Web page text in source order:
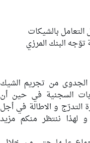
التعامل بالشيكات
البنك المرزي
الجدوى من تجريم الشيك
السجنية في حين أن
التدرّج و الاطالة في أجل
ننتظر منكم مزيد